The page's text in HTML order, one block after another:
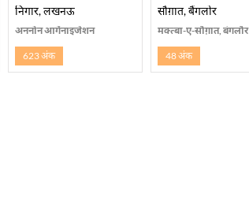
निगार, लखनऊ
अननोन आर्गेनाइजेशन
623 अंक
सौग़ात, बैंगलोर
मक्त्बा-ए-सौग़ात, बंगलौर
48 अंक